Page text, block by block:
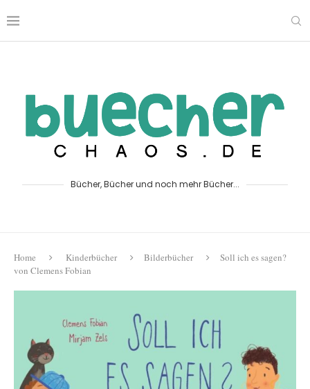
Bücher, Bücher und noch mehr Bücher...
Home Kinderbücher Bilderbücher
Soll ich es sagen?
von Clemens Fobian